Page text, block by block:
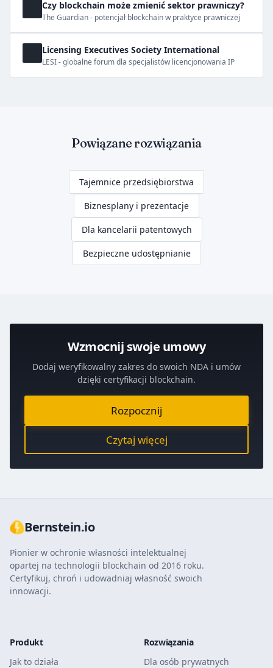
Czy blockchain może zmienić sektor prawniczy?
The Guardian - potencjał blockchain w praktyce prawniczej
Licensing Executives Society International
LESI - globalne forum dla specjalistów licencjonowania IP
Powiązane rozwiązania
Tajemnice przedsiębiorstwa
Biznesplany i prezentacje
Dla kancelarii patentowych
Bezpieczne udostępnianie
Wzmocnij swoje umowy
Dodaj weryfikowalny zakres do swoich NDA i umów
dzięki certyfikacji blockchain.
Rozpocznij
Czytaj więcej
Bernstein.io
Pionier w ochronie własności intelektualnej
opartej na technologii blockchain od 2016 roku.
Certyfikuj, chroń i udowadniaj własność swoich
innowacji.
Produkt
Jak to działa
Rozwiązania
Dla osób prywatnych